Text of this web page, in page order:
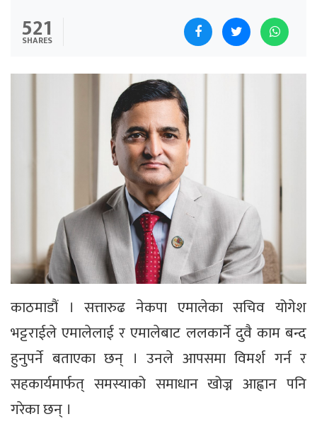
521
SHARES
काठमाडौं । सत्तारुढ नेकपा एमालेका सचिव योगेश
भट्टराईले एमालेलाई र एमालेबाट ललकार्ने दुवै काम बन्द
हुनुपर्ने बताएका छन् । उनले आपसमा विमर्श गर्न र
सहकार्यमार्फत् समस्याको समाधान खोज्न आह्वान पनि
गरेका छन् ।